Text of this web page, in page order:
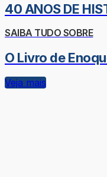
40 ANOS DE
SAIBA TUDO SOBRE
O Livro de
Veja mais